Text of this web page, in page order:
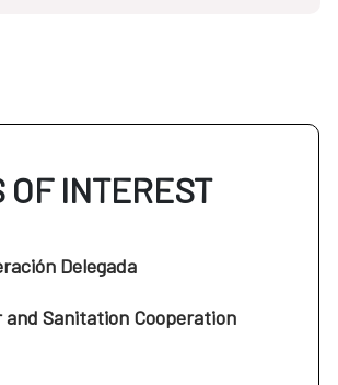
OF INTEREST
Delegada
and Sanitation Cooperation